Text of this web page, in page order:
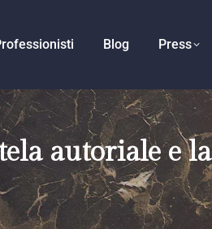
Blog Press
autoriale e la